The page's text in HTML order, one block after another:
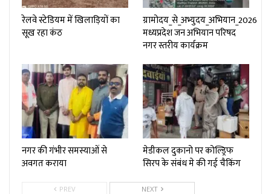
रेलवे स्टेडियम में खिलाड़ियों का
सूख रहा कंठ
ग्रामोदय_से_अभ्युदय_अभियान_2026
मध्यप्रदेश जन अभियान परिषद
नगर स्तरीय कार्यक्रम
नगर की गंभीर समस्याओं से
अवगत कराया
मेडीकल दुकानो पर कोल्ड्रिफ
सिरप के संबंध मे की गई चैकिंग
PREV
NEXT